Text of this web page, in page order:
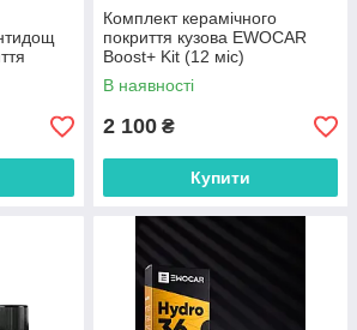
Комплект керамічного
покриття кузова EWOCAR
Boost+ Kit (12 міс)
В наявності
2 100 ₴
Купити